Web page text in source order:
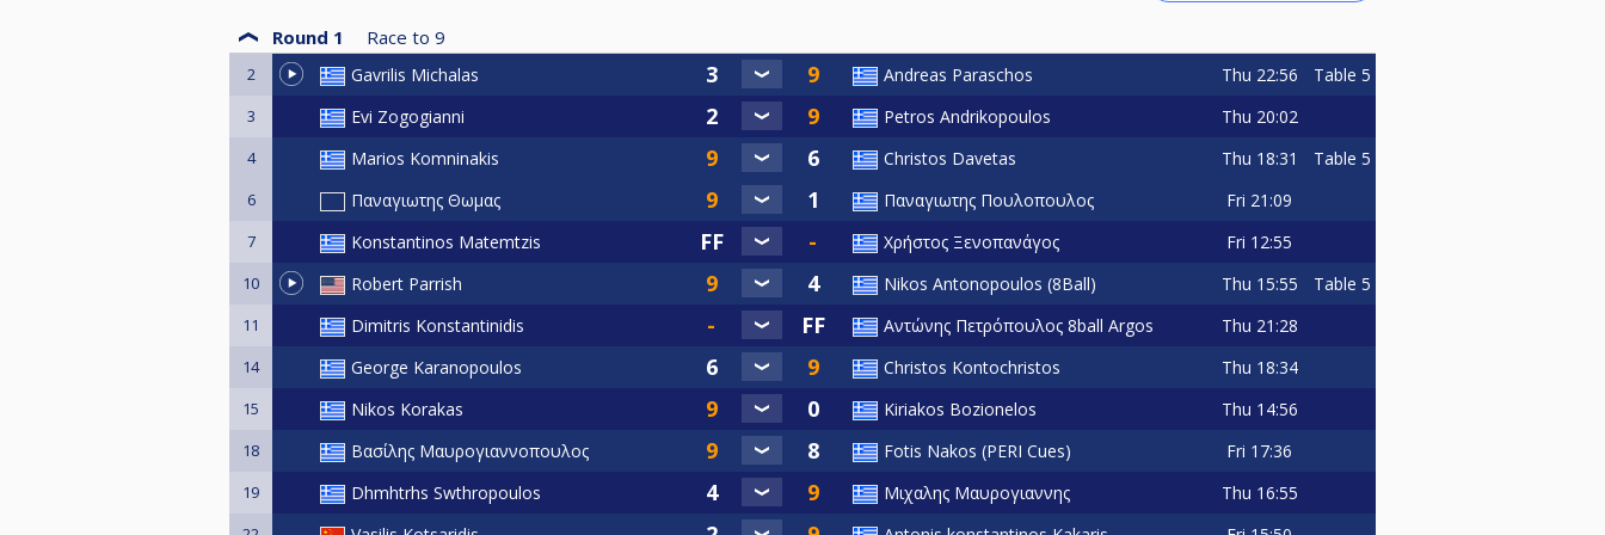
Round 1 Race to 9
2 Gavrilis Michalas Andreas Paraschos Thu 22:56 Table 5
3 Evi Zogogianni Petros Andrikopoulos Thu 20:02
4 Marios Komninakis Christos Davetas Thu 18:31 Table 5
6 Παναγιωτης Θωμας Παναγιωτης Πουλοπουλος Fri 21:09
7 Konstantinos Matemtzis Χρήστος Ξενοπανάγος Fri 12:55
10 Robert Parrish Nikos Antonopoulos (8Ball) Thu 15:55 Table 5
11 Dimitris Konstantinidis Αντώνης Πετρόπουλος 8ball Argos Thu 21:28
14 George Karanopoulos Christos Kontochristos Thu 18:34
15 Nikos Korakas Kiriakos Bozionelos Thu 14:56
18 Βασίλης Μαυρογιαννοπουλος Fotis Nakos (PERI Cues) Fri 17:36
19 Dhmhtrhs Swthropoulos Μιχαλης Μαυρογιαννης Thu 16:55